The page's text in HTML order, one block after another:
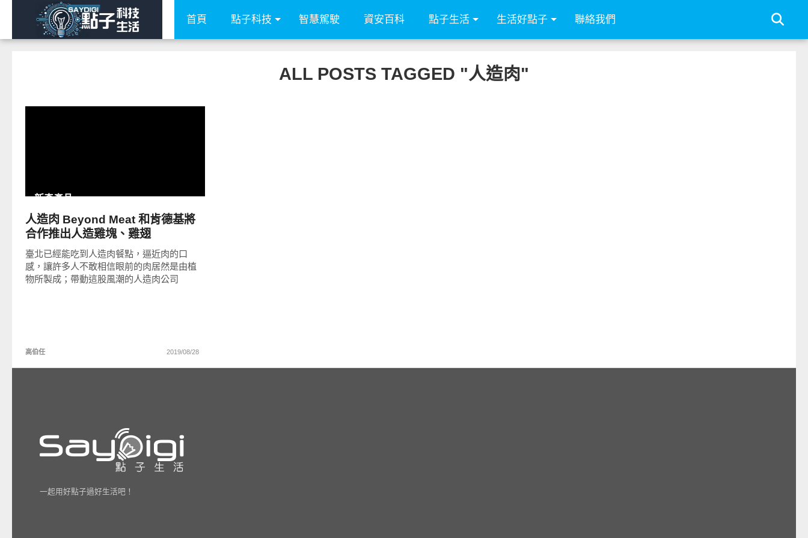
首頁 點子科技 智慧駕駛 資安百科 點子生活 生活好點子 聯絡我們
ALL POSTS TAGGED "人造肉"
新奇產品
人造肉 Beyond Meat 和肯德基將
合作推出人造雞塊、雞翅
臺北已經能吃到人造肉餐點，逼近肉的口
感，讓許多人不敢相信眼前的肉居然是由植
物所製成；帶動這股風潮的人造肉公司
高伯任 2019/08/28
一起用好點子過好生活吧！